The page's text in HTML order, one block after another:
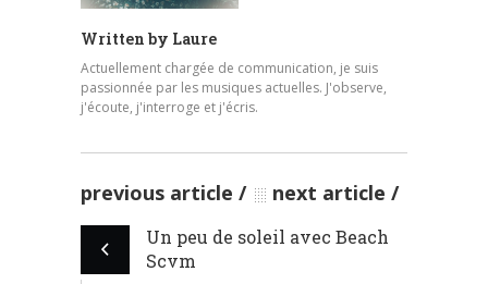
Written by Laure
Actuellement chargée de communication, je suis
passionnée par les musiques actuelles. J'observe,
j'écoute, j'interroge et j'écris.
previous article next article
Un peu de soleil avec Beach
Scvm